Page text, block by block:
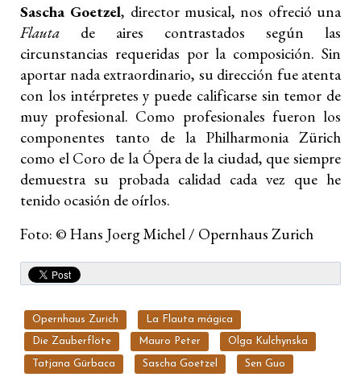
Sascha Goetzel, director musical, nos ofreció una
Flauta de aires contrastados según las
circunstancias requeridas por la composición. Sin
aportar nada extraordinario, su dirección fue atenta
con los intérpretes y puede calificarse sin temor de
muy profesional. Como profesionales fueron los
componentes tanto de la Philharmonia Zürich
como el Coro de la Ópera de la ciudad, que siempre
demuestra su probada calidad cada vez que he
tenido ocasión de oírlos.
Foto: © Hans Joerg Michel / Opernhaus Zurich
Opernhaus Zurich La Flauta mágica
Die Zauberflöte Mauro Peter Olga Kulchynska
Tatjana Gürbaca Sascha Goetzel Sen Guo